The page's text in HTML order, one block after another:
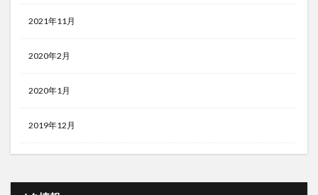
2021年11月
2020年2月
2020年1月
2019年12月